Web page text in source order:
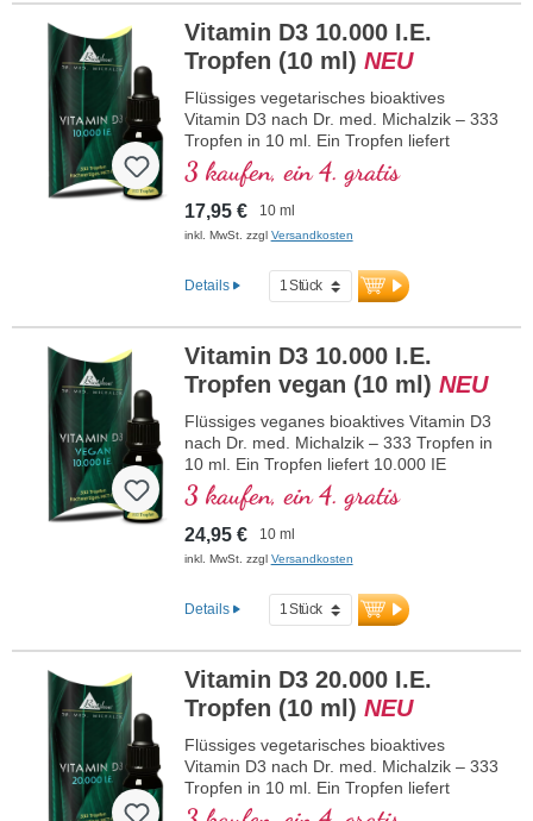
normalen Muskelfunktion sowie zur
normalen Funktion des Immunsystems
bei. Hergestellt in Deutschland ohne
Gentechnik in eigener kontrollierter, seit
25 Jahren bestehender Produktion,
vegan, ohne Zusätze und laborgeprüft.
Von Ärzten entwickelt.
mehr Informationen zu Vitamin D3 +
K2
Vitamin D3 10.000 I.E.
Tropfen (10 ml) NEU
Flüssiges vegetarisches bioaktives
Vitamin D3 nach Dr. med. Michalzik – 333
Tropfen in 10 ml. Ein Tropfen liefert
10.000 IE Vitamin D3. Höchste
Premiumqualität. Gelöst in schützendem,
pestizidfrei angebautem Kokos-MCT-Öl
zur besseren Bioverfügbarkeit. Diese
optimale Kombination unterstützt den
Erhalt normaler Knochen, trägt zu einer
normalen Muskelfunktion sowie zur
bei. Hergestellt in Deutschland ohne
Gentechnik in eigener kontrollierter, seit
25 Jahren bestehender Produktion,
vegetarisch, ohne Zusätze und
laborgeprüft. Von Ärzten entwickelt.
mehr Informationen zu Vitamin D3 +
K2
3 kaufen, ein 4. gratis
17,95 € 10 ml
inkl. MwSt. zzgl Versandkosten
Details
Vitamin D3 10.000 I.E.
Tropfen vegan (10 ml) NEU
Flüssiges veganes bioaktives Vitamin D3
nach Dr. med. Michalzik – 333 Tropfen in
10 ml. Ein Tropfen liefert 10.000 IE
veganes Vitamin D3. Höchste
Premiumqualität aus hochwertigem
kontrollierten Flechten (nicht aus Algen!)
rein pflanzlich 100% vegan. Gelöst in
schützendem, pestizidfrei angebautem
Kokos-MCT-Öl zur besseren
Bioverfügbarkeit. Diese optimale
normaler Knochen, trägt zu einer
normalen Muskelfunktion sowie zur
normalen Funktion des Immunsystems
bei. Hergestellt in Deutschland ohne
Gentechnik in eigener kontrollierter, seit
25 Jahren bestehender Produktion,
vegan, ohne Zusätze und laborgeprüft.
Von Ärzten entwickelt.
3 kaufen, ein 4. gratis
24,95 € 10 ml
inkl. MwSt. zzgl Versandkosten
Details
Vitamin D3 20.000 I.E.
Tropfen (10 ml) NEU
Flüssiges vegetarisches bioaktives
Vitamin D3 nach Dr. med. Michalzik – 333
Tropfen in 10 ml. Ein Tropfen liefert
20.000 IE Vitamin D3. Höchste